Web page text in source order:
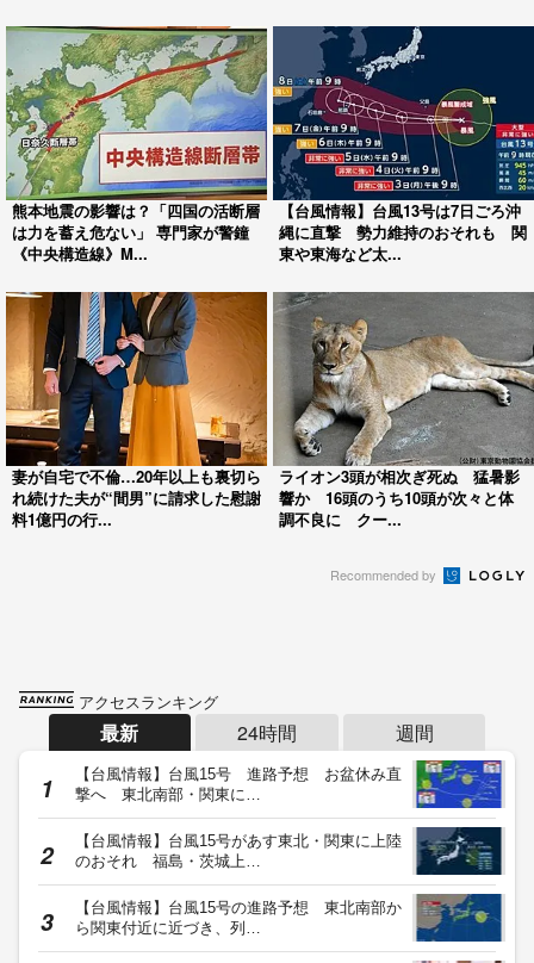
熊本地震の影響は？「四国の活断層
は力を蓄え危ない」 専門家が警鐘
《中央構造線》M...
【台風情報】台風13号は7日ごろ沖
縄に直撃 勢力維持のおそれも 関
東や東海など太...
妻が自宅で不倫…20年以上も裏切ら
れ続けた夫が“間男”に請求した慰謝
料1億円の行...
ライオン3頭が相次ぎ死ぬ 猛暑影
響か 16頭のうち10頭が次々と体
調不良に クー...
Recommended by
アクセスランキング
最新 24時間 週間
【台風情報】台風15号 進路予想 お盆休み直
撃へ 東北南部・関東に…
【台風情報】台風15号があす東北・関東に上陸
のおそれ 福島・茨城上…
【台風情報】台風15号の進路予想 東北南部か
ら関東付近に近づき、列…